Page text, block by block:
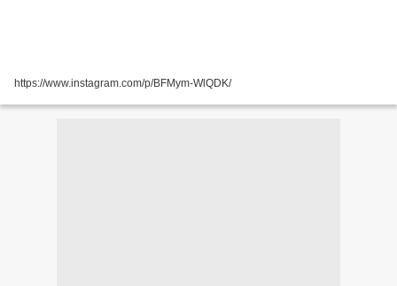
https://www.instagram.com/p/BFMym-WlQDK/